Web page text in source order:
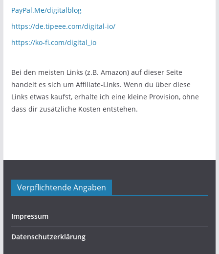
PayPal.Me/digitalblog
https://de.tipeee.com/digital-io/
https://ko-fi.com/digital_io
Bei den meisten Links (z.B. Amazon) auf dieser Seite
handelt es sich um Affiliate-Links. Wenn du über diese
Links etwas kaufst, erhalte ich eine kleine Provision, ohne
dass dir zusätzliche Kosten entstehen.
Verpflichtende Angaben
Impressum
Datenschutzerklärung